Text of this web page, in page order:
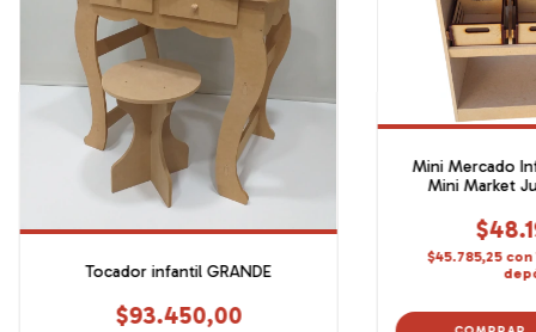
Tocador infantil GRANDE
$93.450,00
Mini Mercado
Mini Market
$45.785,25 con